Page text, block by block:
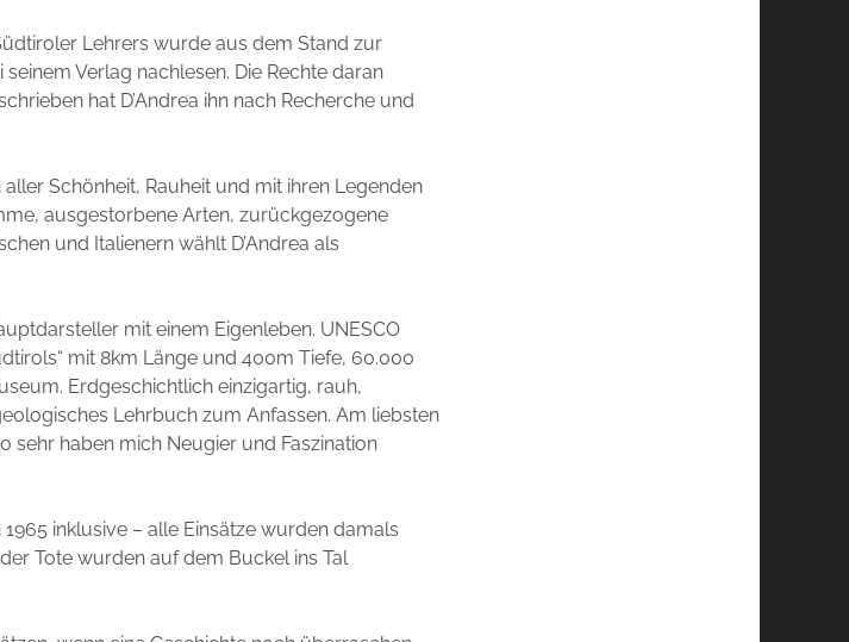
Lehrers wurde aus dem Stand zur
Verlag nachlesen. Die Rechte daran
hat D’Andrea ihn nach Recherche und
Schönheit, Rauheit und mit ihren Legenden
ausgestorbene Arten, zurückgezogene
und Italienern wählt D’Andrea als
mit einem Eigenleben. UNESCO
mit 8km Länge und 400m Tiefe, 60.000
Erdgeschichtlich einzigartig, rauh,
Lehrbuch zum Anfassen. Am liebsten
haben mich Neugier und Faszination
inklusive – alle Einsätze wurden damals
Tote wurden auf dem Buckel ins Tal